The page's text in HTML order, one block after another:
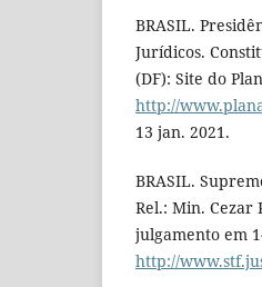
BRASIL.
Jurídicos.
(DF): Site do
http://
13 jan. 2021.
BRASIL.
Rel.: Min. Cezar
julgamento em
http://